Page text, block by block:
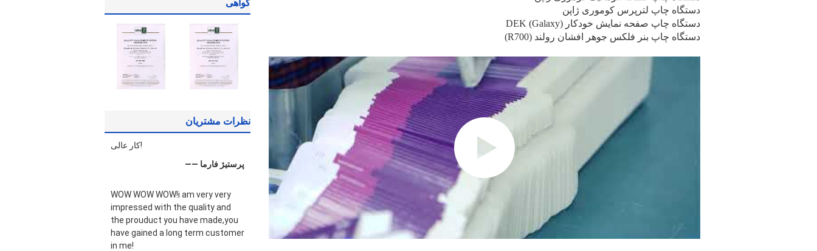
گواهی
نظرات مشتریان
کار عالی!
—— پرستیژ فارما
WOW WOW WOW!i am very very
impressed with the quality and
the prouduct you have made,you
have gained a long term customer
in me!
دستگاه چاپ لترپرس کوموری ژاپن
دستگاه چاپ صفحه نمایش خودکار DEK (Galaxy)
دستگاه چاپ بنر فلکس جوهر افشان رولند (R700)